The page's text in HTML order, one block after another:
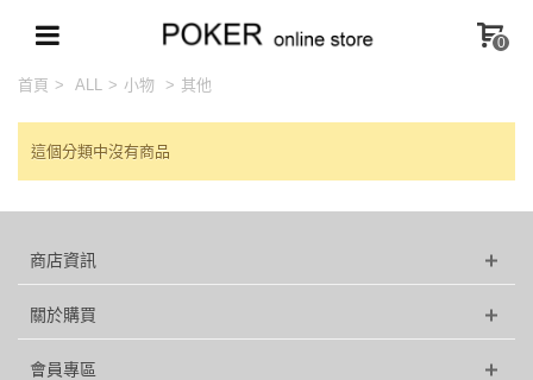
0
首頁 > ALL > 小物 > 其他
這個分類中沒有商品
商店資訊
關於購買
會員專區